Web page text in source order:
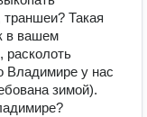
Такая
в вашем
расколоть
Владимире у нас
зимой).